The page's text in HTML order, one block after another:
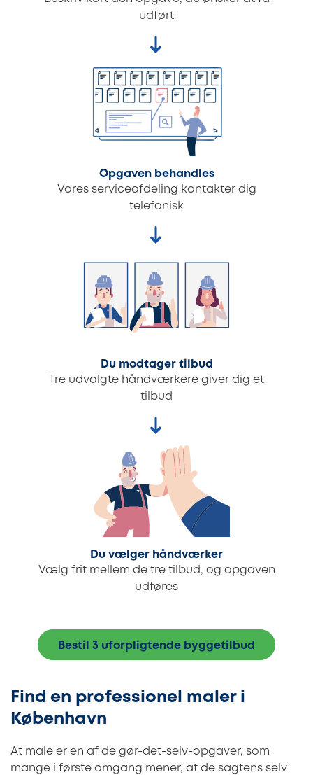
udført
Opgaven behandles
Vores serviceafdeling kontakter dig
telefonisk
Du modtager tilbud
Tre udvalgte håndværkere giver dig et
tilbud
Du vælger håndværker
Vælg frit mellem de tre tilbud, og opgaven
udføres
Bestil 3 uforpligtende byggetilbud
Find en professionel maler i
København
At male er en af de gør-det-selv-opgaver, som
mange i første omgang mener, at de sagtens selv